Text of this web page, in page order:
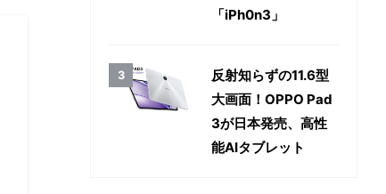
「iPh0n3」
反射知らずの11.6型
大画面！OPPO Pad
3が日本発売、高性
能AIタブレット